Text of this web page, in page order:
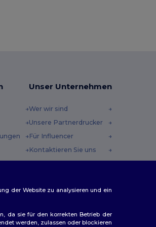
Unser Unternehmen
Wer wir sind
Unsere Partnerdrucker
Für Influencer
Kontaktieren Sie uns
der Website zu analysieren und ein
da sie für den korrekten Betrieb der
werden, zulassen oder blockieren